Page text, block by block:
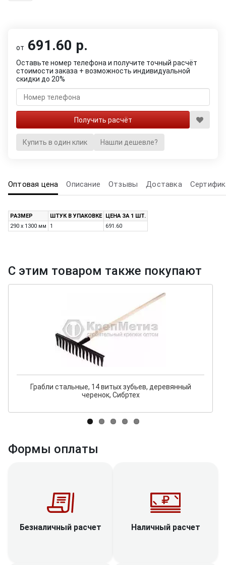
от 691.60 р.
Оставьте номер телефона и получите точный расчёт
стоимости заказа + возможность индивидуальной
скидки до 20%
Купить в один клик Нашли дешевле?
Оптовая цена Описание Отзывы Доставка
РАЗМЕР ШТУК В УПАКОВКЕ
ЦЕНА ЗА 1 ШТ.
290 х 1300 мм
1 691.60
С этим товаром также покупают
Грабли стальные, 14 витых зубьев, деревянный
черенок, Сибртех
Формы оплаты
Безналичный расчет Наличный расчет